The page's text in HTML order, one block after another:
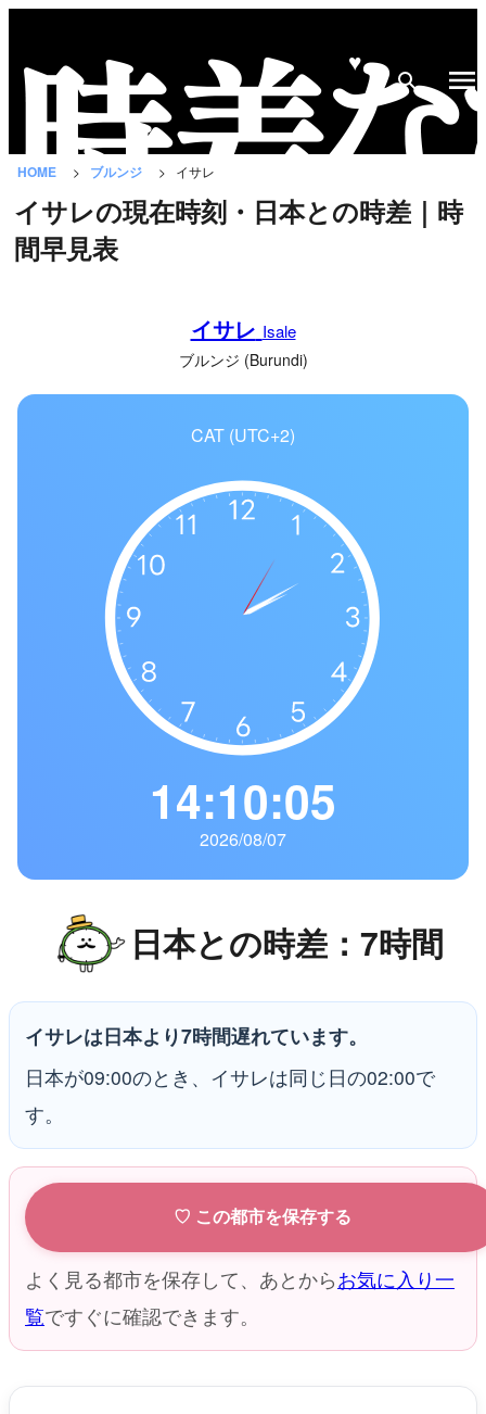
♥
HOME ブルンジ イサレ
イサレの現在時刻・日本との時差｜時
間早見表
イサレ Isale
ブルンジ (Burundi)
CAT (UTC+2)
14:10:06
2026/08/07
日本との時差：7時間
イサレは日本より7時間遅れています。
日本が09:00のとき、イサレは同じ日の02:00で
す。
♡ この都市を保存する
よく見る都市を保存して、あとからお気に入り一
覧ですぐに確認できます。
な
と
は？